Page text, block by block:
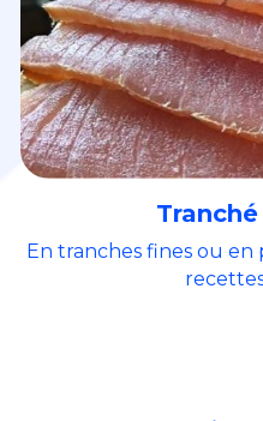
En tranches fines ou